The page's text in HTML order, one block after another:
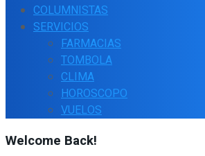
COLUMNISTAS
SERVICIOS
FARMACIAS
TOMBOLA
CLIMA
HOROSCOPO
VUELOS
Welcome Back!